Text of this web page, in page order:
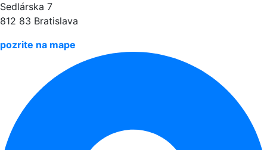
Sedlárska 7
812 83 Bratislava
pozrite na mape